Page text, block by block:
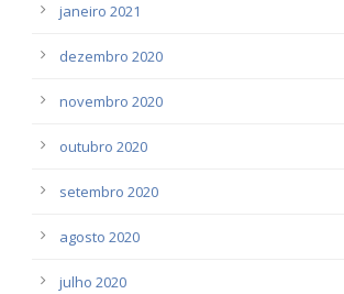
janeiro 2021
dezembro 2020
novembro 2020
outubro 2020
setembro 2020
agosto 2020
julho 2020